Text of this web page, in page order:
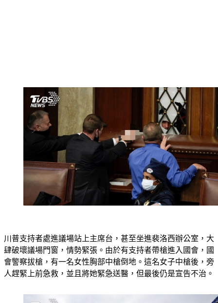
川普支持者處進議場站上主席台，甚至坐進裴洛西辦公室，大
肆破壞議場門窗，情勢緊張。由於有支持者帶槍進入國會，國
會警察拔槍，有一名女性胸部中槍倒地。這名女子中槍後，旁